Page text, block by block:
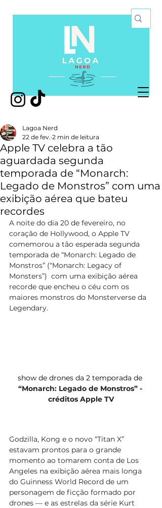
Apple TV celebra a tão
aguardada segunda
temporada de “Monarch:
Legado de Monstros” com uma
exibição aérea que bateu
recordes
Lagoa Nerd
22 de fev. 2 min de leitura
A noite do dia 20 de fevereiro, no
coração de Hollywood, o Apple TV
comemorou a tão esperada segunda
temporada de “Monarch: Legado de
Monstros” (“Monarch: Legacy of
Monsters”)  com uma exibição aérea
recorde que encheu o céu com os
maiores monstros do Monsterverse da
Legendary.
show de drones da 2 temporada de
“Monarch: Legado de Monstros” -
créditos Apple TV
Godzilla, Kong e o novo “Titan X”
estavam prontos para o grande
momento ao tomarem conta de Los
Angeles na exibição aérea mais longa
do Guinness World Record de um
personagem de ficção formado por
drones — e as estrelas da série Kurt